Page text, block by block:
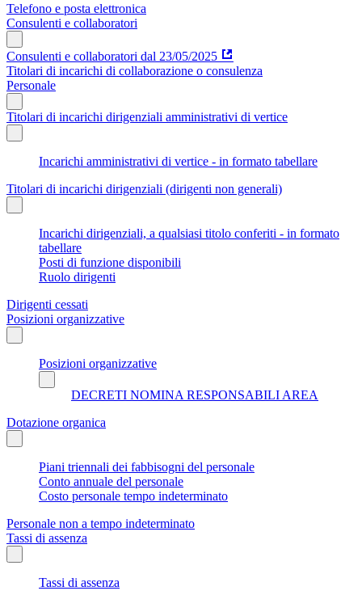
Telefono e posta elettronica
Consulenti e collaboratori
Consulenti e collaboratori dal 23/05/2025
Titolari di incarichi di collaborazione o consulenza
Personale
Titolari di incarichi dirigenziali amministrativi di vertice
Incarichi amministrativi di vertice - in formato tabellare
Titolari di incarichi dirigenziali (dirigenti non generali)
Incarichi dirigenziali, a qualsiasi titolo conferiti - in formato
tabellare
Posti di funzione disponibili
Ruolo dirigenti
Dirigenti cessati
Posizioni organizzative
Posizioni organizzative
DECRETI NOMINA RESPONSABILI AREA
Dotazione organica
Piani triennali dei fabbisogni del personale
Conto annuale del personale
Costo personale tempo indeterminato
Personale non a tempo indeterminato
Tassi di assenza
Tassi di assenza